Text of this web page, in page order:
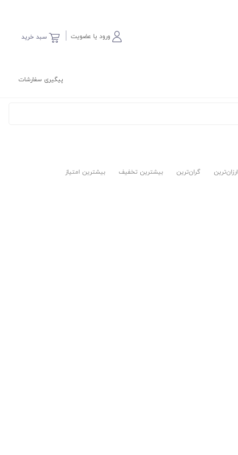
سبد خرید ورود یا عضویت
پیگیری سفارشات
ارزان‌ترین گران‌ترین بیشترین تخفیف بیشترین امتیاز